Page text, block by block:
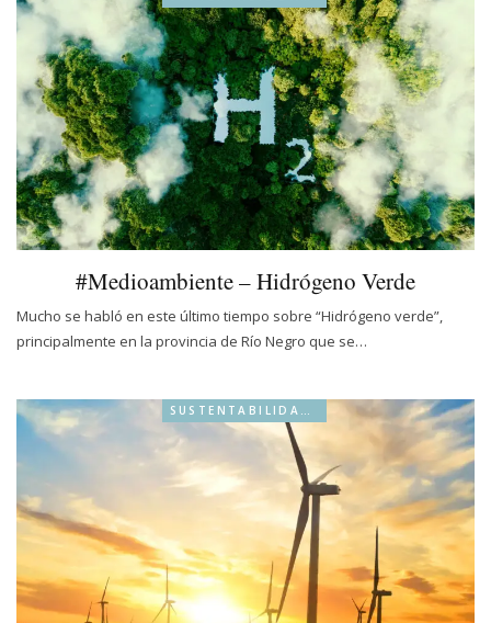
#Medioambiente – Hidrógeno Verde
Mucho se habló en este último tiempo sobre “Hidrógeno verde”,
principalmente en la provincia de Río Negro que se…
SUSTENTABILIDAD & BIO